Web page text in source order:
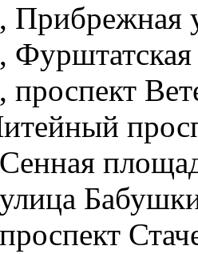
, Прибрежная
,
, проспект
Сенная
улица
проспект